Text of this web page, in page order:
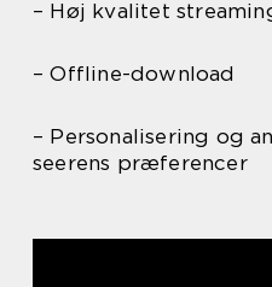
– Høj kvalitet
– Offline-download
– Personalisering og
seerens præferencer